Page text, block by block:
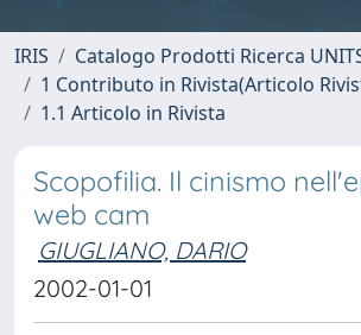
IRIS
Catalogo Prodotti Ricerca
1 Contributo in Rivista(Articolo
1.1 Articolo in Rivista
Scopofilia. Il cinismo
web cam
GIUGLIANO, DARIO
2002-01-01